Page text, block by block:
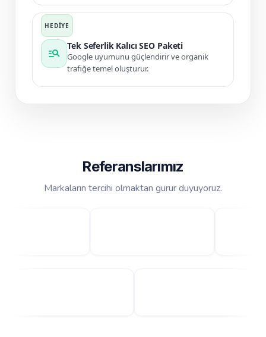
manage_search
Tek Seferlik Kalıcı SEO Paketi
Google uyumunu güçlendirir ve organik
trafiğe temel oluşturur.
Referanslarımız
Markaların tercihi olmaktan gurur duyuyoruz.